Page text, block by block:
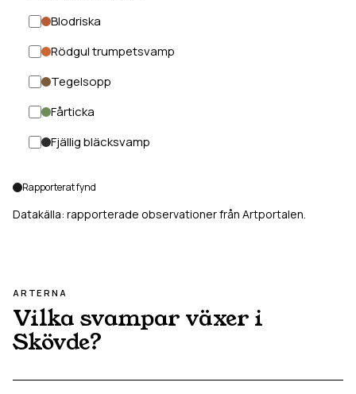
Blodriska
Rödgul trumpetsvamp
Tegelsopp
Fårticka
Fjällig bläcksvamp
Rapporterat fynd
Datakälla: rapporterade observationer från Artportalen.
ARTERNA
Vilka svampar växer i
Skövde?